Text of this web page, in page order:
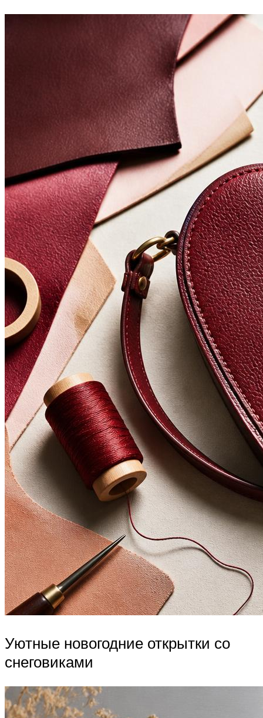
Уютные новогодние открытки со
снеговиками